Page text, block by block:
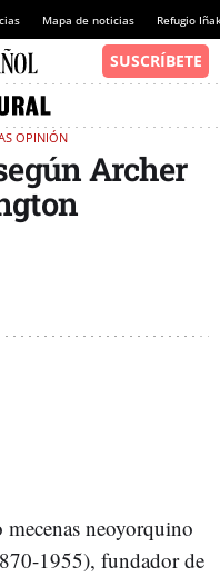
Mapa de noticias Refugio
OPINIÓN
Archer
neoyorquino
1955), fundador de